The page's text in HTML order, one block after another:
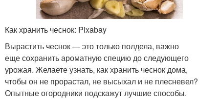
Как хранить чеснок: Pixabay
Вырастить чеснок — это только полдела, важно
еще сохранить ароматную специю до следующего
урожая. Желаете узнать, как хранить чеснок дома,
чтобы он не прорастал, не высыхал и не плесневел?
Опытные огородники подскажут лучшие способы.